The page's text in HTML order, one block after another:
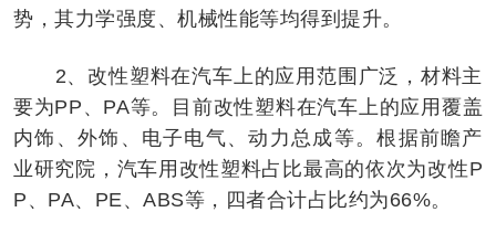
势，其力学强度、机械性能等均得到提升。
2、改性塑料在汽车上的应用范围广泛，材料主
要为PP、PA等。目前改性塑料在汽车上的应用覆盖
内饰、外饰、电子电气、动力总成等。根据前瞻产
业研究院，汽车用改性塑料占比最高的依次为改性P
P、PA、PE、ABS等，四者合计占比约为66%。